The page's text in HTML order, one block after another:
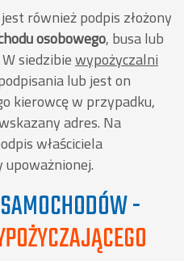
również podpis złożony
osobowego, busa lub
siedzibiewypożyczalni
lub jest on
kierowcę w przypadku,
adres. Na
właściciela
upoważnionej.
-